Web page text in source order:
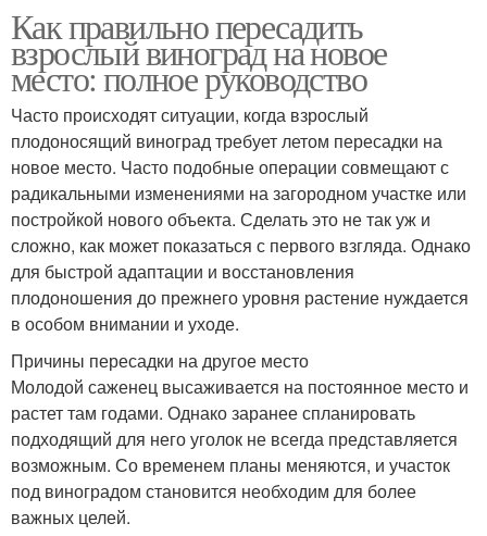
Как правильно пересадить
взрослый виноград на новое
место: полное руководство
Часто происходят ситуации, когда взрослый
плодоносящий виноград требует летом пересадки на
новое место. Часто подобные операции совмещают с
радикальными изменениями на загородном участке или
постройкой нового объекта. Сделать это не так уж и
сложно, как может показаться с первого взгляда. Однако
для быстрой адаптации и восстановления
плодоношения до прежнего уровня растение нуждается
в особом внимании и уходе.
Причины пересадки на другое место
Молодой саженец высаживается на постоянное место и
растет там годами. Однако заранее спланировать
подходящий для него уголок не всегда представляется
возможным. Со временем планы меняются, и участок
под виноградом становится необходим для более
важных целей.